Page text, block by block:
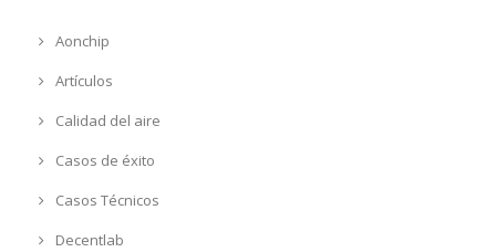
Aonchip
Artículos
Calidad del aire
Casos de éxito
Casos Técnicos
Decentlab